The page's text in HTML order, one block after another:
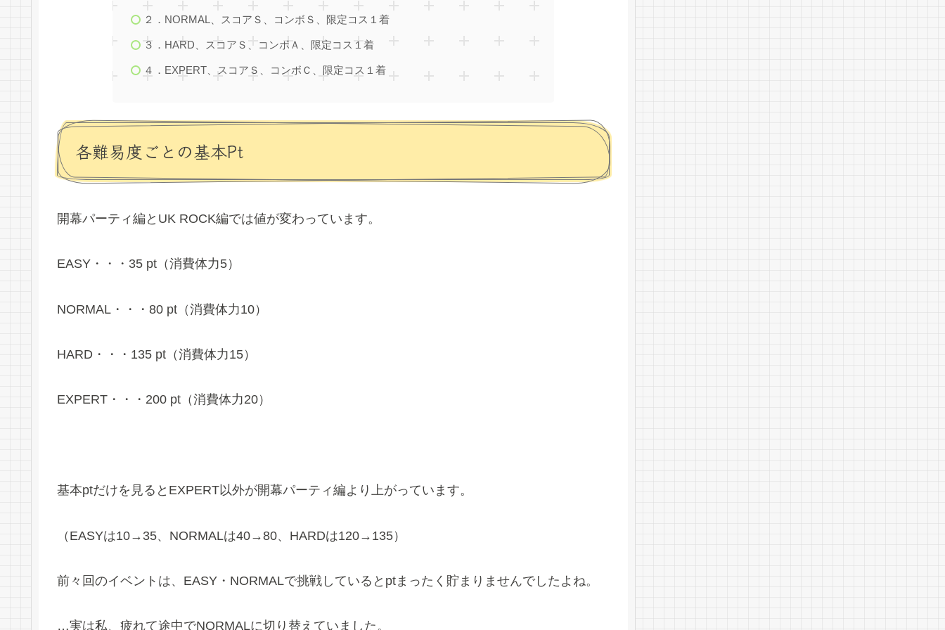
２．NORMAL、スコアＳ、コンボＳ、限定コス１着
３．HARD、スコアＳ、コンボＡ、限定コス１着
４．EXPERT、スコアＳ、コンボＣ、限定コス１着
各難易度ごとの基本Pt
開幕パーティ編とUK ROCK編では値が変わっています。
EASY・・・35 pt（消費体力5）
NORMAL・・・80 pt（消費体力10）
HARD・・・135 pt（消費体力15）
EXPERT・・・200 pt（消費体力20）
基本ptだけを見るとEXPERT以外が開幕パーティ編より上がっています。
（EASYは10→35、NORMALは40→80、HARDは120→135）
前々回のイベントは、EASY・NORMALで挑戦しているとptまったく貯まりませんでしたよね。
…実は私、疲れて途中でNORMALに切り替えていました。